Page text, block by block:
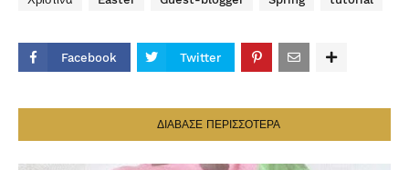
Facebook Twitter
ΔΙΑΒΑΣΕ ΠΕΡΙΣΣΟΤΕΡΑ